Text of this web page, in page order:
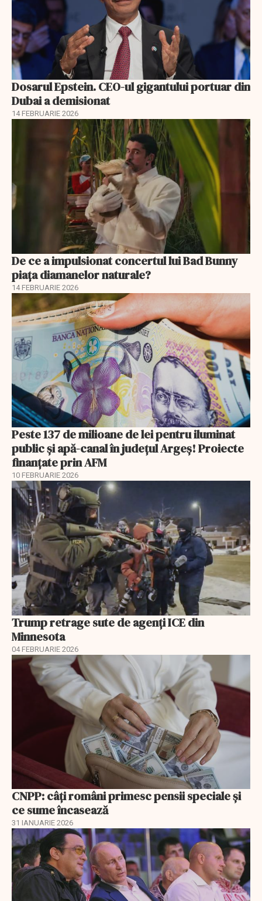
Dosarul Epstein. CEO-ul gigantului portuar din
Dubai a demisionat
14 FEBRUARIE 2026
De ce a impulsionat concertul lui Bad Bunny
piața diamanelor naturale?
14 FEBRUARIE 2026
Peste 137 de milioane de lei pentru iluminat
public și apă-canal în județul Argeș! Proiecte
finanțate prin AFM
10 FEBRUARIE 2026
Trump retrage sute de agenți ICE din
Minnesota
04 FEBRUARIE 2026
CNPP: câți români primesc pensii speciale și
ce sume încasează
31 IANUARIE 2026